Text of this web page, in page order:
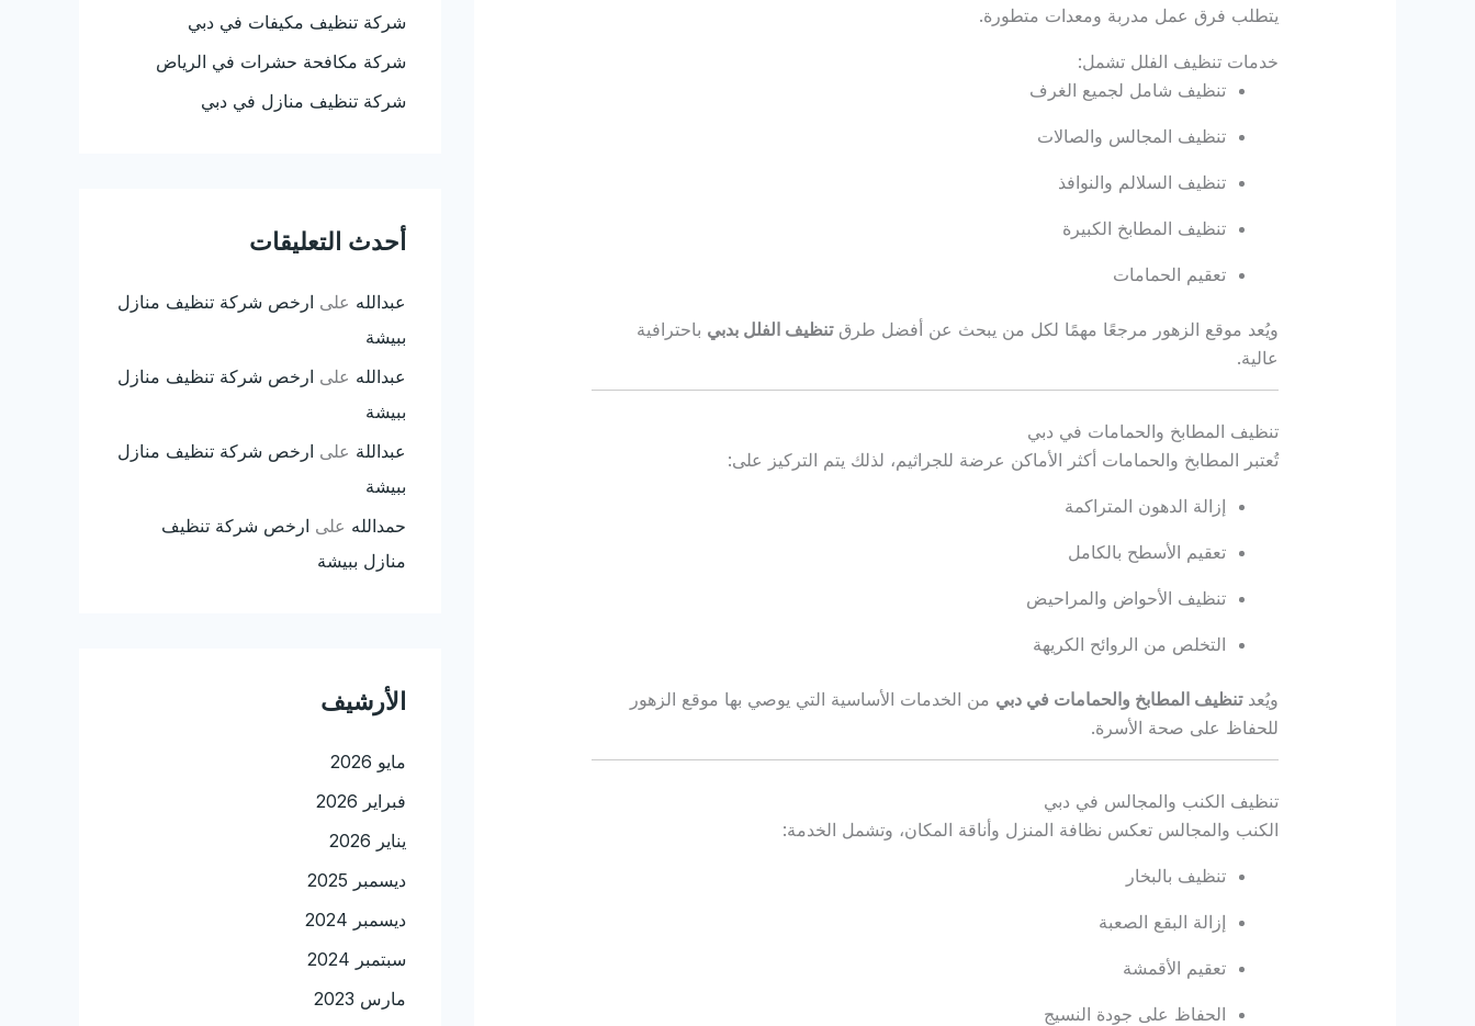
يتطلب فرق عمل مدربة ومعدات متطورة.
خدمات تنظيف الفلل تشمل:
تنظيف شامل لجميع الغرف
تنظيف المجالس والصالات
تنظيف السلالم والنوافذ
تنظيف المطابخ الكبيرة
تعقيم الحمامات
ويُعد موقع الزهور مرجعًا مهمًا لكل من يبحث عن أفضل طرقتنظيف الفلل بدبي باحترافية
عالية.
تنظيف المطابخ والحمامات في دبي
تُعتبر المطابخ والحمامات أكثر الأماكن عرضة للجراثيم، لذلك يتم التركيز على:
إزالة الدهون المتراكمة
تعقيم الأسطح بالكامل
تنظيف الأحواض والمراحيض
التخلص من الروائح الكريهة
ويُعدتنظيف المطابخ والحمامات في دبي من الخدمات الأساسية التي يوصي بها موقع الزهور
للحفاظ على صحة الأسرة.
تنظيف الكنب والمجالس في دبي
الكنب والمجالس تعكس نظافة المنزل وأناقة المكان، وتشمل الخدمة:
تنظيف بالبخار
إزالة البقع الصعبة
تعقيم الأقمشة
الحفاظ على جودة النسيج
شركة تنظيف مكيفات في دبي
شركة مكافحة حشرات في الرياض
شركة تنظيف منازل في دبي
أحدث التعليقات
عبدالله على ارخص شركة تنظيف منازل
ببيشة
عبدالله على ارخص شركة تنظيف منازل
ببيشة
عبداللة على ارخص شركة تنظيف منازل
ببيشة
حمدالله على ارخص شركة تنظيف
منازل ببيشة
الأرشيف
مايو 2026
فبراير 2026
يناير 2026
ديسمبر 2025
ديسمبر 2024
سبتمبر 2024
مارس 2023